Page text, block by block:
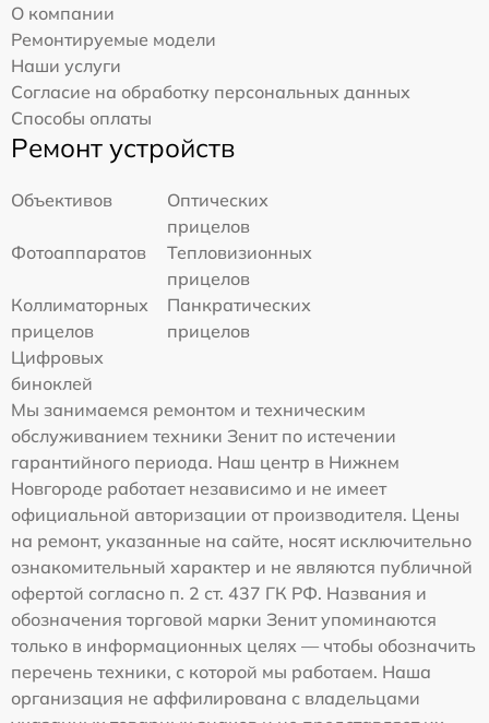
О компании
Ремонтируемые модели
Наши услуги
Согласие на обработку персональных данных
Способы оплаты
Ремонт устройств
Объективов
Оптических
прицелов
Фотоаппаратов
Тепловизионных
прицелов
Коллиматорных
прицелов
Панкратических
прицелов
Цифровых
биноклей
Мы занимаемся ремонтом и техническим
обслуживанием техники Зенит по истечении
гарантийного периода. Наш центр в Нижнем
Новгороде работает независимо и не имеет
официальной авторизации от производителя. Цены
на ремонт, указанные на сайте, носят исключительно
ознакомительный характер и не являются публичной
офертой согласно п. 2 ст. 437 ГК РФ. Названия и
обозначения торговой марки Зенит упоминаются
только в информационных целях — чтобы обозначить
перечень техники, с которой мы работаем. Наша
организация не аффилирована с владельцами